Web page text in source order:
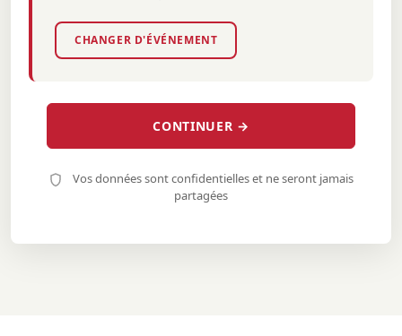
CHANGER D'ÉVÉNEMENT
CONTINUER →
Vos données sont confidentielles et ne seront jamais
partagées